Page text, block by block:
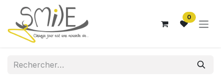
Se rendre au contenu
0